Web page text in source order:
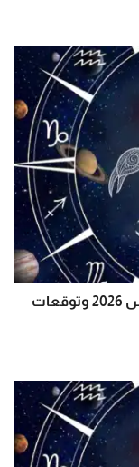
برج العقرب .. حظك يوم الجمعة 7 أغسطس 2026 وتوقعات